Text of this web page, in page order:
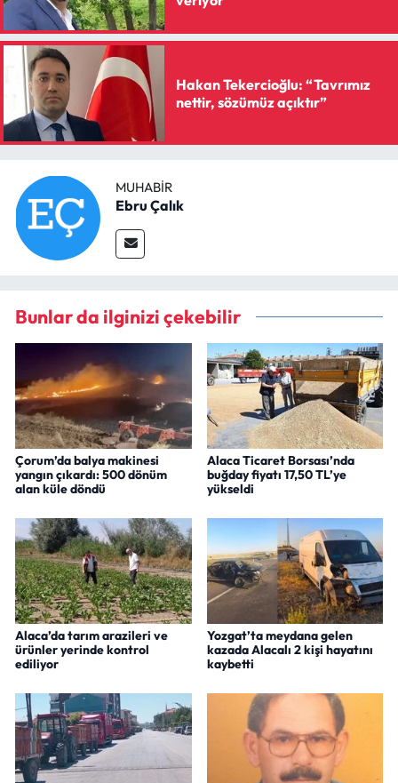
Hakan Tekercioğlu: “Tavrımız
nettir, sözümüz açıktır”
MUHABIR
Ebru Çalık
Bunlar da ilginizi çekebilir
Çorum’da balya makinesi
yangın çıkardı: 500 dönüm
alan küle döndü
Alaca Ticaret Borsası’nda
buğday fiyatı 17,50 TL’ye
yükseldi
Alaca’da tarım arazileri ve
ürünler yerinde kontrol
ediliyor
Yozgat’ta meydana gelen
kazada Alacalı 2 kişi hayatını
kaybetti